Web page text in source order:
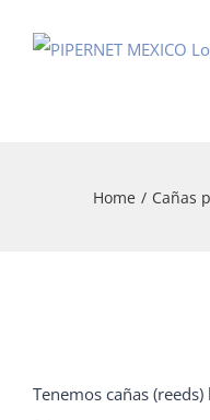
Home / Cañas
Tenemos cañas